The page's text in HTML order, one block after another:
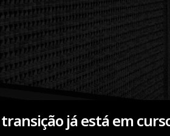
já está em